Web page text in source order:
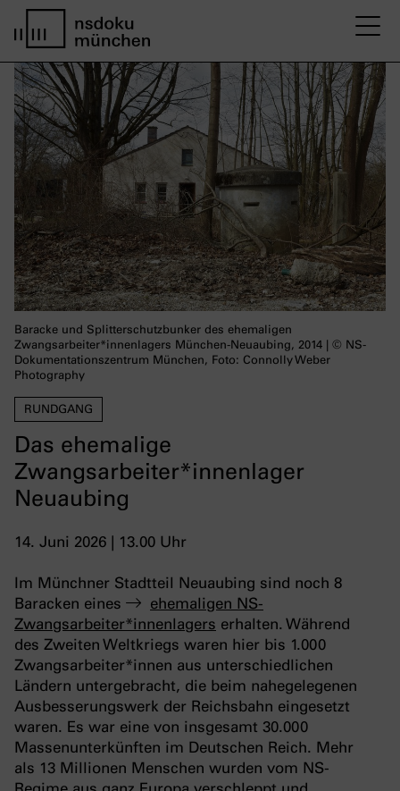
RUNDGANG
Das ehemalige
Zwangsarbeiter*innenlager
Neuaubing
14. Juni 2026 | 13.00 Uhr
Baracke und Splitterschutzbunker des ehemaligen
Zwangsarbeiter*innenlagers München-Neuaubing, 2014 | © NS-
Dokumentationszentrum München, Foto: Connolly Weber
Photography
Im Münchner Stadtteil Neuaubing sind noch 8
Baracken eines
ehemaligen NS-
Zwangsarbeiter*innenlagers erhalten. Während
des Zweiten Weltkriegs waren hier bis 1.000
Zwangsarbeiter*innen aus unterschiedlichen
Ländern untergebracht, die beim nahegelegenen
Ausbesserungswerk der Reichsbahn eingesetzt
waren. Es war eine von insgesamt 30.000
Massenunterkünften im Deutschen Reich. Mehr
als 13 Millionen Menschen wurden vom NS-